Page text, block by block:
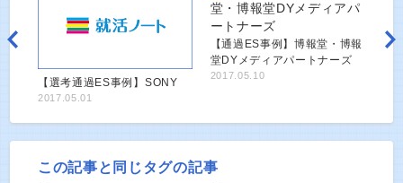
【選考通過ES事例】SONY
2017.05.01
【通過ES事例】博報堂・博報
堂DYメディアパートナーズ
2017.05.10
この記事と同じタグの記事